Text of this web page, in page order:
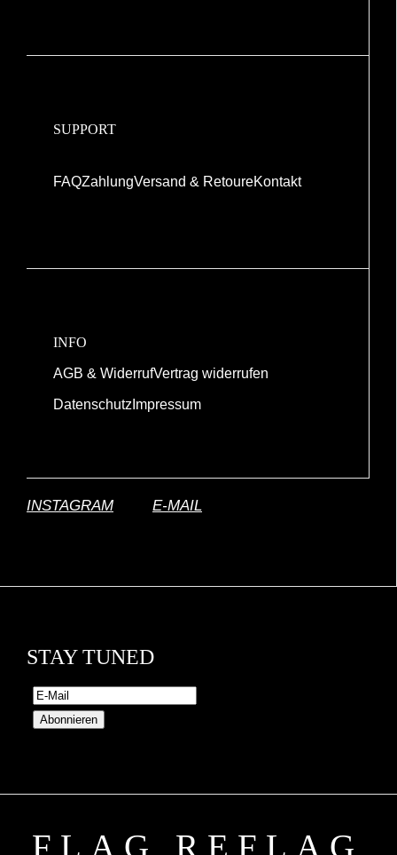
SUPPORT
FAQZahlungVersand & RetoureKontakt
INFO
AGB & WiderrufVertrag widerrufen
Datenschutz Impressum
INSTAGRAM E-MAIL
STAY TUNED
Abonnieren
REFLAG